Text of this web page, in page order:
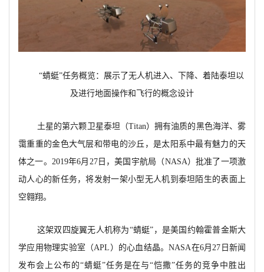
“蜻蜓”任务概览：展示了无人机进入、下降、着陆泰坦以
及进行地面操作和飞行的概念设计
土星的第六颗卫星泰坦（Titan）拥有油质的黑色海洋、雾
霭重重的金色大气层和带电的沙丘，是太阳系中最有魅力的天
体之一。2019年6月27日，美国宇航局（NASA）批准了一项激
动人心的新任务，将发射一架小型无人机到泰坦陌生的表面上
空翱翔。
这架双四旋翼无人机称为“蜻蜓”，是美国约翰霍普金斯大
学应用物理实验室（APL）的心血结晶。NASA在6月27日新闻
发布会上公布的“蜻蜓”任务是在与“恺撒”任务的竞争中胜出